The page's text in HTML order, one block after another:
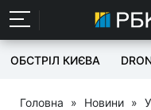
ОБСТРІЛ КИЄВА
Головна » Новини »